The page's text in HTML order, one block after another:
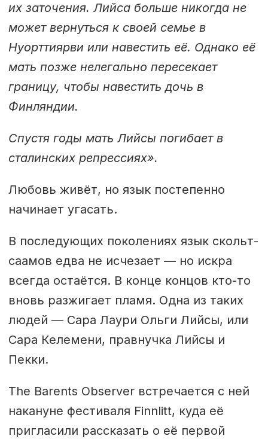
их заточения. Лийса больше никогда не
может вернуться к своей семье в
Нуорттиярви или навестить её. Однако её
мать позже нелегально пересекает
границу, чтобы навестить дочь в
Финляндии.
Спустя годы мать Лийсы погибает в
сталинских репрессиях».
Любовь живёт, но язык постепенно
начинает угасать.
В последующих поколениях язык скольт-
саамов едва не исчезает — но искра
всегда остаётся. В конце концов кто-то
вновь разжигает пламя. Одна из таких
людей — Сара Лаури Ольги Лийсы, или
Сара Келемени, правнучка Лийсы и
Пекки.
The Barents Observer встречается с ней
накануне фестиваля Finnlitt, куда её
пригласили рассказать о её первой